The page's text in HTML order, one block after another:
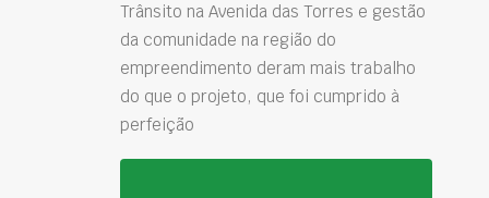
Trânsito na Avenida das Torres e gestão
da comunidade na região do
empreendimento deram mais trabalho
do que o projeto, que foi cumprido à
perfeição